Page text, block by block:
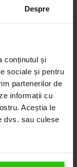
Despre
conținutul și
sociale și pentru
partenerilor de
informații cu
Aceștia le
dvs. sau culese
bijuterii
și pasiune.
celor
și pietre